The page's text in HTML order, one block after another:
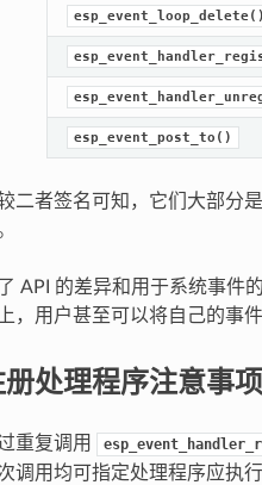
esp_event_loop_delete()
esp_event_post_to()
二者签名可知，它们大部分
API 的差异和用于系统事件
，用户甚至可以将自己的事
处理程序注意事项
重复调用
调用均可指定处理程序应执